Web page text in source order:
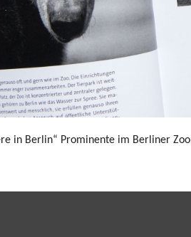
in Berlin“ Prominente im Berliner Zoo